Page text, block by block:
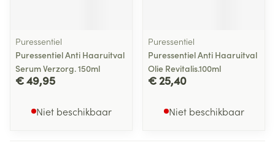
Puressentiel
Puressentiel Anti Haaruitval
Serum Verzorg. 150ml
€ 49,95
Niet beschikbaar
Puressentiel
Puressentiel Anti Haaruitval
Olie Revitalis.100ml
€ 25,40
Niet beschikbaar